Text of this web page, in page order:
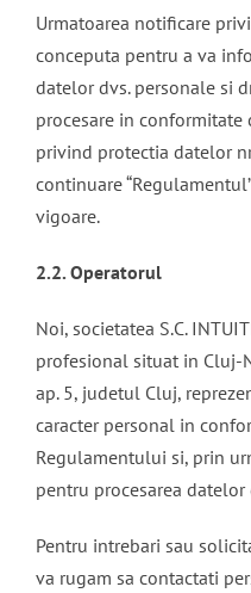
Urmatoarea notificare
conceputa pentru a va
datelor dvs. personale si
procesare in
privind protectia datelor
continuare
vigoare.
2.2. Operatorul
Noi, societatea S.C.
profesional situat in Cluj-
ap. 5, judetul Cluj,
caracter personal in
Regulamentului si, prin
pentru procesarea datelor
Pentru intrebari sau
va rugam sa contactati